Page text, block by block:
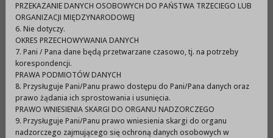
mogą być stosowane dopłaty do czynszu w ramach
pomocy państwa, w ponoszeniu wydatków
mieszkaniowych w pierwszych latach najmu
mieszkaniawięcej>>
Uchwała nr XXXVIII/517/2009 Rady Miejskiej w
Prudniku z dnia 26 marca 2009 r. w sprawie zasad
wynajmowania lokali wchodzących w skład
PRZEKAZANIE DANYCH OSOBOWYCH DO PAŃSTWA TRZECIEGO LUB
ORGANIZACJI MIĘDZYNARODOWEJ
6. Nie dotyczy.
OKRES PRZECHOWYWANIA DANYCH
7. Pani / Pana dane będą przetwarzane czasowo, tj. na potrzeby
korespondencji.
PRAWA PODMIOTÓW DANYCH
8. Przysługuje Pani/Panu prawo dostępu do Pani/Pana danych oraz
prawo żądania ich sprostowania i usunięcia.
PRAWO WNIESIENIA SKARGI DO ORGANU NADZORCZEGO
9. Przysługuje Pani/Panu prawo wniesienia skargi do organu
nadzorczego zajmującego się ochroną danych osobowych w